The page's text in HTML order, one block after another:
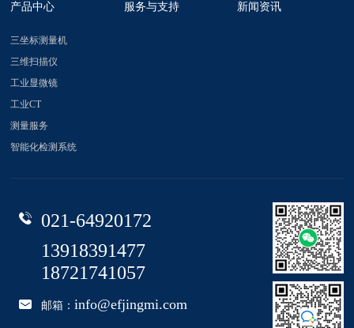
产品中心
三坐标测量机
三维扫描仪
工业显微镜
工业CT
测量服务
智能化检测系统
服务与支持 新闻资讯
021-64920172
13918391477
18721741057
邮箱： info@efjingmi.com